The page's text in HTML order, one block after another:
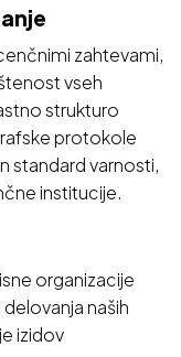
zahtevami,
vseh
strukturo
protokole
standard varnosti,
institucije.
organizacije
naših
izidov